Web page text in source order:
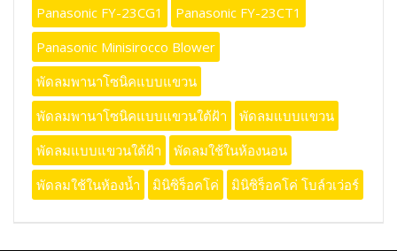
Panasonic FY-23CG1
Panasonic FY-23CT1
Panasonic Minisirocco Blower
พัดลมพานาโซนิคแบบแขวน
พัดลมพานาโซนิคแบบแขวนใต้ฝ้า
พัดลมแบบแขวน
พัดลมแบบแขวนใต้ฝ้า
พัดลมใช้ในห้องนอน
พัดลมใช้ในห้องน้ำ
มินิซิร็อคโค่ มินิซิร็อคโค่ โบล์วเว่อร์